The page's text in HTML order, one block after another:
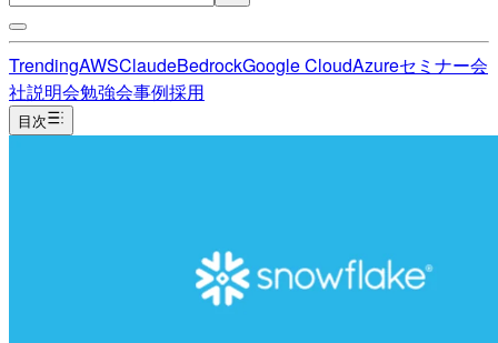
TrendingAWSClaudeBedrockGoogle CloudAzureセミナー会
社説明会勉強会事例採用
目次